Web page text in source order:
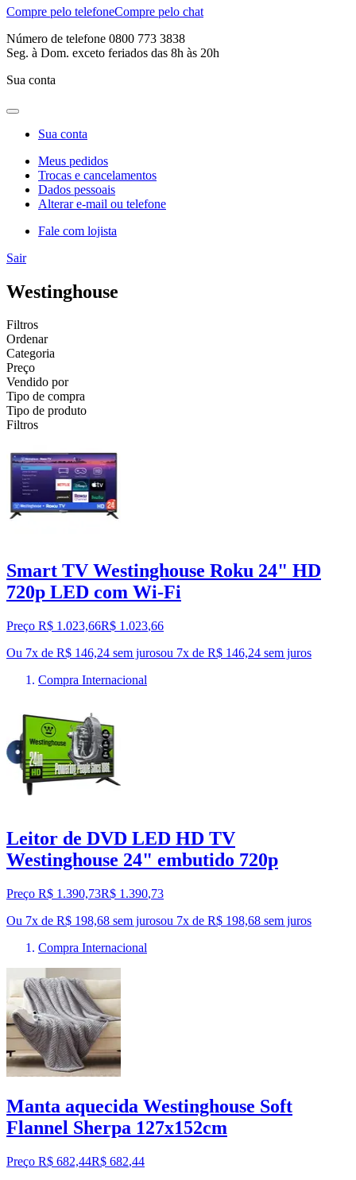
Compre pelo telefoneCompre pelo chat
Número de telefone 0800 773 3838
Seg. à Dom. exceto feriados das 8h às 20h
Sua conta
Sua conta
Meus pedidos
Trocas e cancelamentos
Dados pessoais
Alterar e-mail ou telefone
Fale com lojista
Sair
Westinghouse
Filtros
Ordenar
Categoria
Preço
Vendido por
Tipo de compra
Tipo de produto
Filtros
Smart TV Westinghouse Roku 24" HD
720p LED com Wi-Fi
Preço R$ 1.023,66R$ 1.023,66
Ou 7x de R$ 146,24 sem jurosou 7x de R$ 146,24 sem juros
Compra Internacional
Leitor de DVD LED HD TV
Westinghouse 24" embutido 720p
Preço R$ 1.390,73R$ 1.390,73
Ou 7x de R$ 198,68 sem jurosou 7x de R$ 198,68 sem juros
Compra Internacional
Manta aquecida Westinghouse Soft
Flannel Sherpa 127x152cm
Preço R$ 682,44R$ 682,44